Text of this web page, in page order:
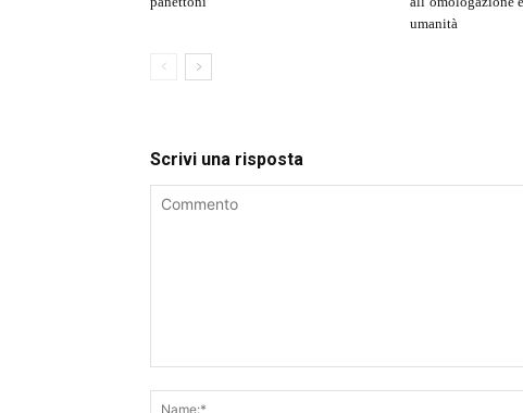
umanità
Scrivi una risposta